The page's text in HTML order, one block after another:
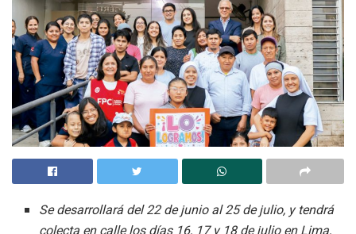
Se desarrollará del 22 de junio al 25 de julio, y tendrá